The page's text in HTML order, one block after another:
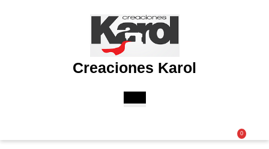
Creaciones Karol
/
de
0